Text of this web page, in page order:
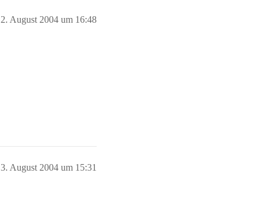
2. August 2004 um 16:48
3. August 2004 um 15:31